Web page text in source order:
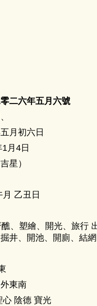
二六年五月六號
、
月初六日
月4日
星）
乙丑日
、塑繪、開光、旅行
井、開池、開廁、結網
東南
心 陰德 寶光